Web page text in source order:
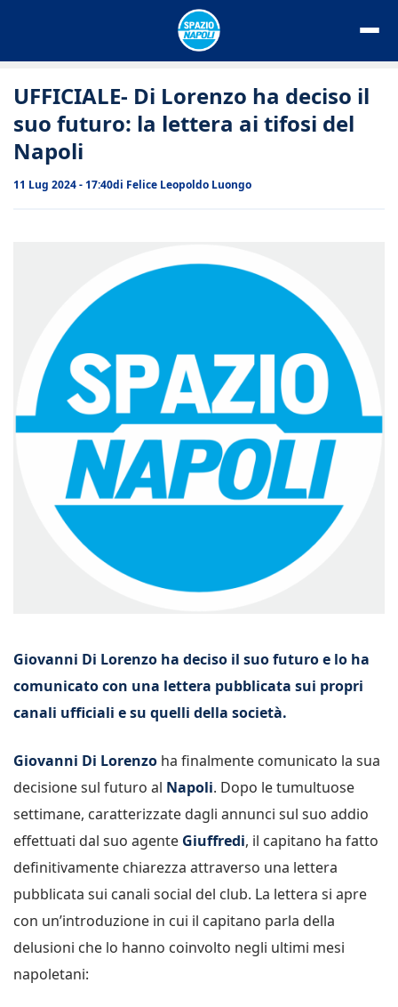
UFFICIALE- Di Lorenzo ha deciso il
suo futuro: la lettera ai tifosi del
Napoli
11 Lug 2024 - 17:40di Felice Leopoldo Luongo
Giovanni Di Lorenzo ha deciso il suo futuro e lo ha
comunicato con una lettera pubblicata sui propri
canali ufficiali e su quelli della società.
Giovanni Di Lorenzo ha finalmente comunicato la sua
decisione sul futuro al Napoli. Dopo le tumultuose
settimane, caratterizzate dagli annunci sul suo addio
effettuati dal suo agente Giuffredi, il capitano ha fatto
definitivamente chiarezza attraverso una lettera
pubblicata sui canali social del club. La lettera si apre
con un’introduzione in cui il capitano parla della
delusioni che lo hanno coinvolto negli ultimi mesi
napoletani: